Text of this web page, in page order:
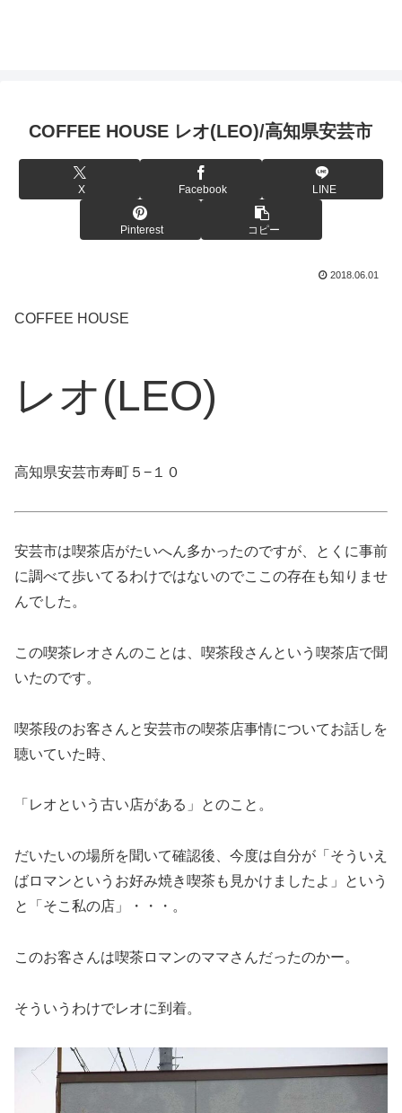
COFFEE HOUSE レオ(LEO)/高知県安芸市
X Facebook LINE
Pinterest コピー
2018.06.01
COFFEE HOUSE
レオ(LEO)
高知県安芸市寿町５−１０
安芸市は喫茶店がたいへん多かったのですが、とくに事前
に調べて歩いてるわけではないのでここの存在も知りませ
んでした。
この喫茶レオさんのことは、喫茶段さんという喫茶店で聞
いたのです。
喫茶段のお客さんと安芸市の喫茶店事情についてお話しを
聴いていた時、
「レオという古い店がある」とのこと。
だいたいの場所を聞いて確認後、今度は自分が「そういえ
ばロマンというお好み焼き喫茶も見かけましたよ」という
と「そこ私の店」・・・。
このお客さんは喫茶ロマンのママさんだったのかー。
そういうわけでレオに到着。